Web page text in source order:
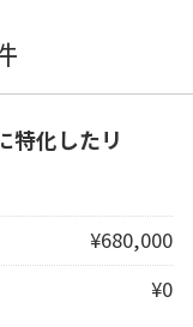
特化したリ
¥680,000
¥0